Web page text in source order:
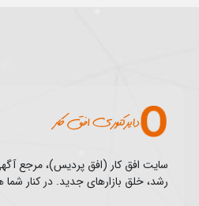
سایت افق کار (افق پردیس)، مرجع
رشد، خلق بازارهای جدید. در کنار